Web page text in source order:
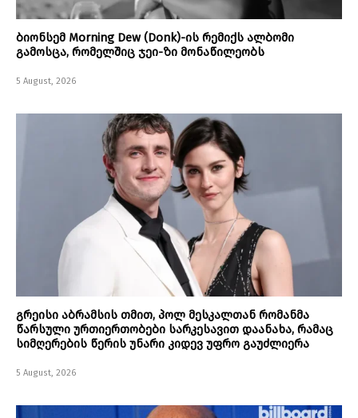
ბიონსემ Morning Dew (Donk)-ის რემიქს ალბომი
გამოსცა, რომელშიც ჯეი-ზი მონაწილეობს
5 August, 2026
გრეისი აბრამსის თმით, პოლ მესკალთან რომანმა
წარსული ურთიერთობები სარკესავით დაანახა, რამაც
სიმღერების წერის უნარი კიდევ უფრო გაუძლიერა
5 August, 2026